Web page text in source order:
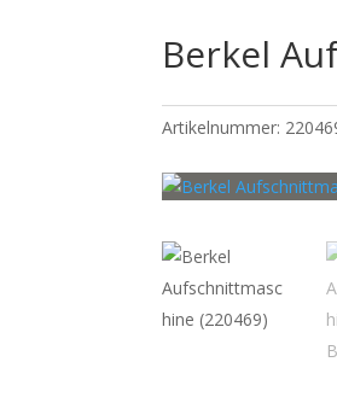
Berkel
Artikelnummer: